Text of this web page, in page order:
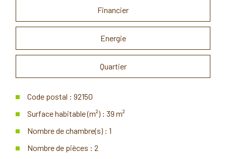
Financier
Energie
Quartier
Code postal : 92150
Surface habitable (m²) : 39 m²
Nombre de chambre(s) : 1
Nombre de pièces : 2